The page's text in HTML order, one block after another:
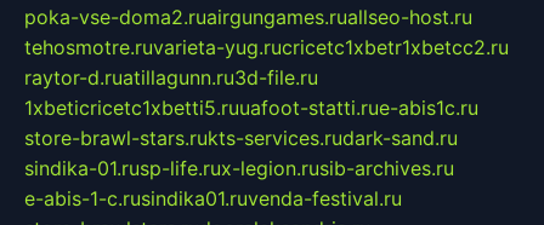
poka-vse-doma2.ruairgungames.ruallseo-host.ru
tehosmotre.ruvarieta-yug.rucricetc1xbetr1xbetcc2.ru
raytor-d.ruatillagunn.ru3d-file.ru
1xbeticricetc1xbetti5.ruuafoot-statti.rue-abis1c.ru
store-brawl-stars.rukts-services.rudark-sand.ru
sindika-01.rusp-life.rux-legion.rusib-archives.ru
e-abis-1-c.rusindika01.ruvenda-festival.ru